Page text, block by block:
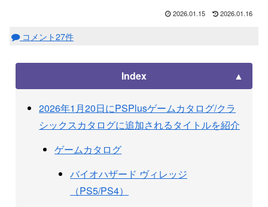
2026.01.15 2026.01.16
コメント27件
Index
2026年1月20日にPSPlusゲームカタログ/クラ
シックスカタログに追加されるタイトルを紹介
ゲームカタログ
バイオハザード ヴィレッジ
（PS5/PS4）